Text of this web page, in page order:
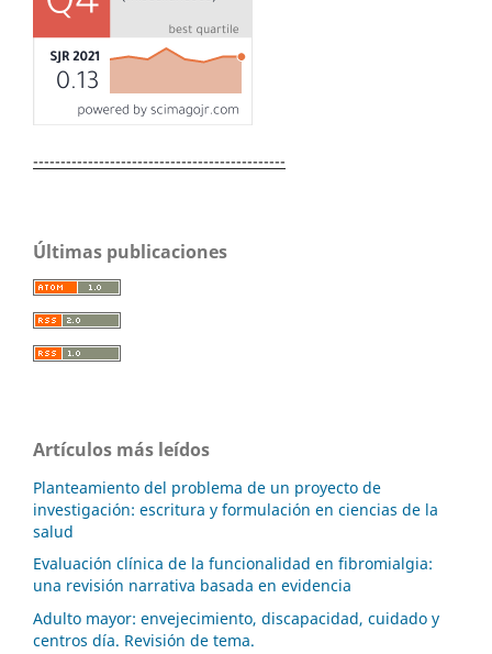
----------------------------------------------
Últimas publicaciones
Artículos más leídos
Planteamiento del problema de un proyecto de
investigación: escritura y formulación en ciencias de la
salud
Evaluación clínica de la funcionalidad en fibromialgia:
una revisión narrativa basada en evidencia
Adulto mayor: envejecimiento, discapacidad, cuidado y
centros día. Revisión de tema.